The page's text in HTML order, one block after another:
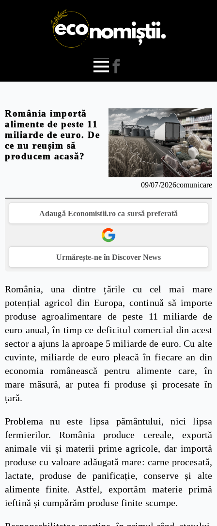
România importă
alimente de peste 11
miliarde de euro. De
ce nu reușim să
producem acasă?
09/07/2026comunicare
Adaugă Economistii.ro ca sursă preferată
Urmărește-ne în Discover News
România, una dintre țările cu cel mai mare
potențial agricol din Europa, continuă să importe
produse agroalimentare de peste 11 miliarde de
euro anual, în timp ce deficitul comercial din acest
sector a ajuns la aproape 5 miliarde de euro. Cu alte
cuvinte, miliarde de euro pleacă în fiecare an din
economia românească pentru alimente care, în
mare măsură, ar putea fi produse și procesate în
țară.
Problema nu este lipsa pământului, nici lipsa
fermierilor. România produce cereale, exportă
animale vii și materii prime agricole, dar importă
produse cu valoare adăugată mare: carne procesată,
lactate, produse de panificație, conserve și alte
alimente finite. Astfel, exportăm materie primă
ieftină și cumpărăm produse finite scumpe.